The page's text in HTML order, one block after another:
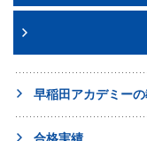
早稲田アカデミー
合格実績